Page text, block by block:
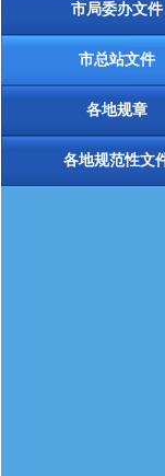
市局委办文件
市总站文件
各地规章
各地规范性文